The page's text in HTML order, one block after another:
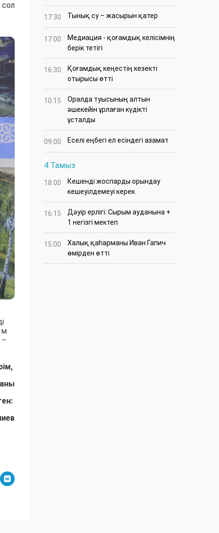
17:30 Тынық су – жасырын қатер
17:00
Медиация - қоғамдық келісімнің
берік тетігі
16:30
Қоғамдық кеңестің кезекті
отырысы өтті
10:15
Оралда туысының алтын
әшекейін ұрлаған күдікті
ұсталды
09:00 Еселі еңбегі ел есіндегі азамат
4 Тамыз
18:00
Кешенді жоспарды орындау
кешеуілдемеуі керек
16:15
Дәуір ерлігі: Сырым ауданына +
1 негізгі мектеп
15:00
Халық қаһарманы Иван Гапич
өмірден өтті